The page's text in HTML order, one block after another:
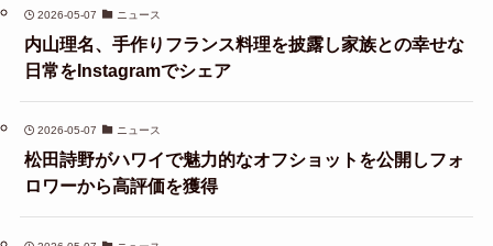
2026-05-07 ニュース
内山理名、手作りフランス料理を披露し家族との幸せな
日常をInstagramでシェア
2026-05-07 ニュース
松田詩野がハワイで魅力的なオフショットを公開しフォ
ロワーから高評価を獲得